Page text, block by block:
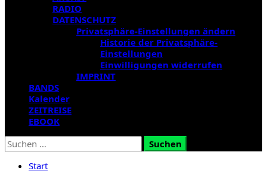
RADIO
DATENSCHUTZ
Privatsphäre-Einstellungen ändern
Historie der Privatsphäre-
Einstellungen
Einwilligungen widerrufen
IMPRINT
BANDS
Kalender
ZEITREISE
EBOOK
Suchen
nach:
Start